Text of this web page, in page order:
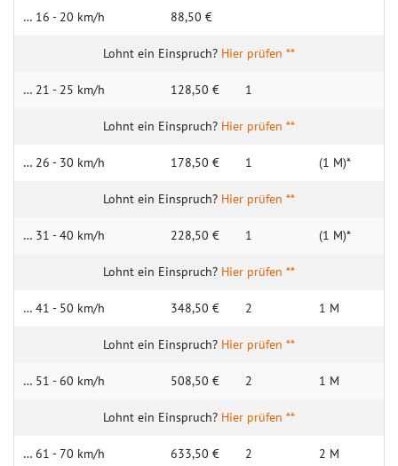
… 16 - 20 km/h 88,50 €
Hier prüfen **
… 21 - 25 km/h 128,50 € 1
Hier prüfen **
… 26 - 30 km/h 178,50 € 1 (1 M)*
Hier prüfen **
… 31 - 40 km/h 228,50 € 1 (1 M)*
Hier prüfen **
… 41 - 50 km/h 348,50 € 2 1 M
Hier prüfen **
… 51 - 60 km/h 508,50 € 2 1 M
Hier prüfen **
… 61 - 70 km/h 633,50 € 2 2 M